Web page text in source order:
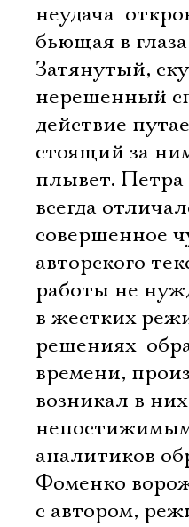
неудача 
бьющая в
Затянутый,
нерешенный
действие
стоящий за
плывет.
всегда
совершенное
авторского
работы не
в жестких
решениях 
времени,
возникал в них
аналитиков
Фоменко
с автором,